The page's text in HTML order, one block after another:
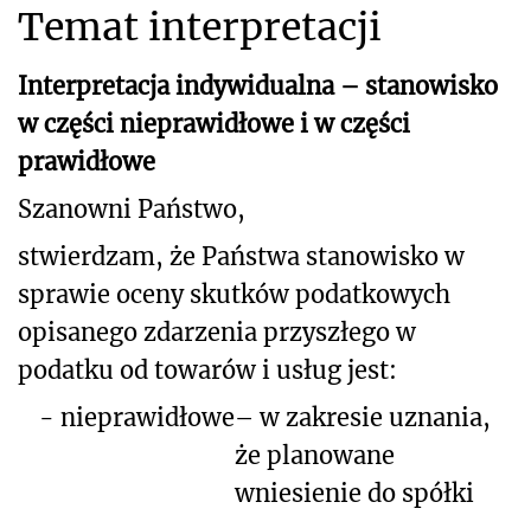
Temat interpretacji
Interpretacja indywidualna – stanowisko
w części nieprawidłowe i w części
prawidłowe
Szanowni Państwo,
stwierdzam, że Państwa stanowisko w
sprawie oceny skutków podatkowych
opisanego zdarzenia przyszłegow
podatku od towarów i usług jest:
- nieprawidłowe– w zakresie uznania,
że planowane
wniesienie do spółki